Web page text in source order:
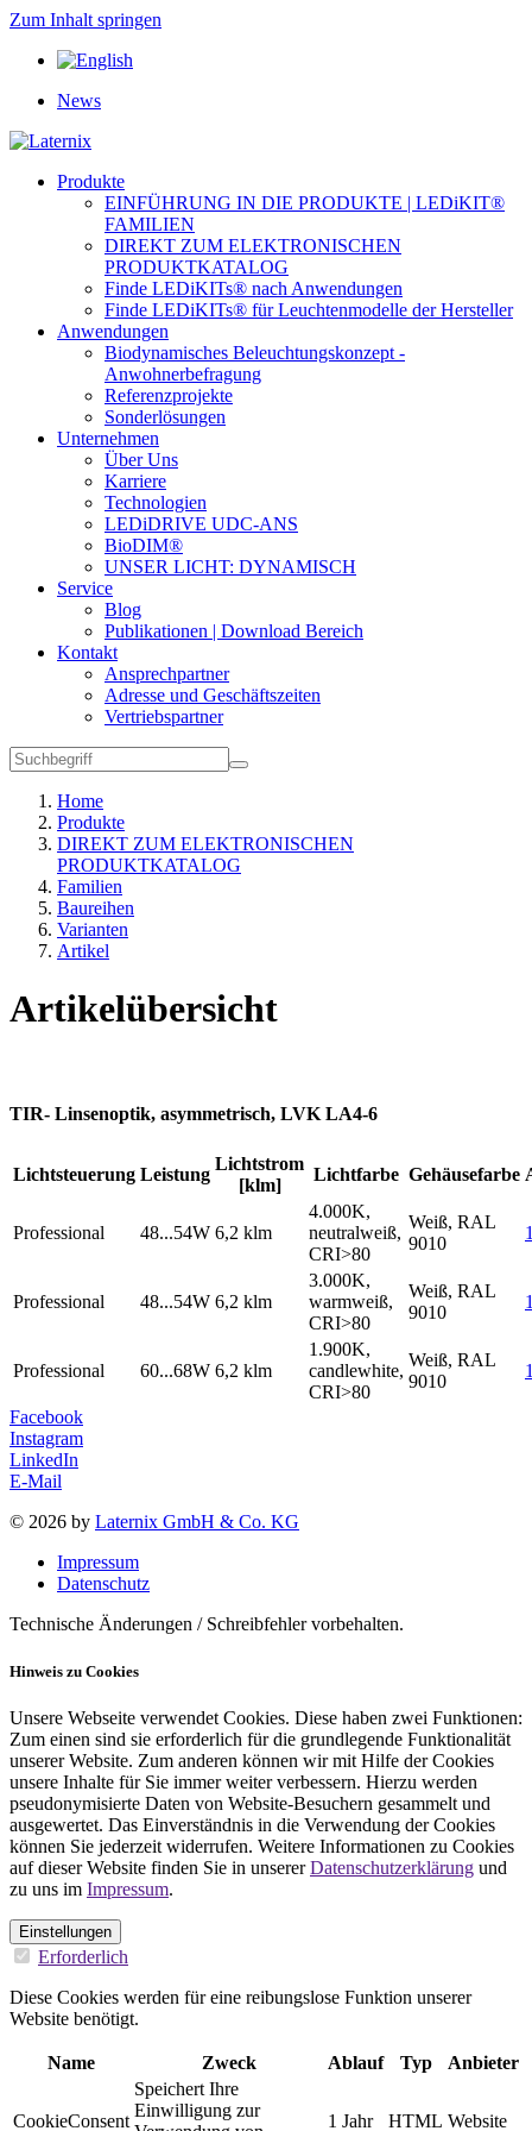
Zum Inhalt springen
News
Produkte
EINFÜHRUNG IN DIE PRODUKTE | LEDiKIT®
FAMILIEN
DIREKT ZUM ELEKTRONISCHEN
PRODUKTKATALOG
Finde LEDiKITs® nach Anwendungen
Finde LEDiKITs® für Leuchtenmodelle der Hersteller
Anwendungen
Biodynamisches Beleuchtungskonzept -
Anwohnerbefragung
Referenzprojekte
Sonderlösungen
Unternehmen
Über Uns
Karriere
Technologien
LEDiDRIVE UDC-ANS
BioDIM®
UNSER LICHT: DYNAMISCH
Service
Blog
Publikationen | Download Bereich
Kontakt
Ansprechpartner
Adresse und Geschäftszeiten
Vertriebspartner
Home
Produkte
DIREKT ZUM ELEKTRONISCHEN
PRODUKTKATALOG
Familien
Baureihen
Varianten
Artikel
Artikelübersicht
TIR- Linsenoptik, asymmetrisch, LVK LA4-6
Lichtsteuerung Leistung
Lichtstrom
[klm]
Lichtfarbe Gehäusefarbe
Professional 48...54W 6,2 klm
4.000K,
neutralweiß,
CRI>80
Weiß, RAL
9010
Professional 48...54W 6,2 klm
3.000K,
warmweiß,
CRI>80
Weiß, RAL
9010
Professional 60...68W 6,2 klm
1.900K,
candlewhite,
CRI>80
Weiß, RAL
9010
Facebook
Instagram
LinkedIn
E-Mail
© 2026 by Laternix GmbH & Co. KG
Impressum
Datenschutz
Technische Änderungen / Schreibfehler vorbehalten.
Hinweis zu Cookies
Unsere Webseite verwendet Cookies. Diese haben zwei Funktionen:
Zum einen sind sie erforderlich für die grundlegende Funktionalität
unserer Website. Zum anderen können wir mit Hilfe der Cookies
unsere Inhalte für Sie immer weiter verbessern. Hierzu werden
pseudonymisierte Daten von Website-Besuchern gesammelt und
ausgewertet. Das Einverständnis in die Verwendung der Cookies
können Sie jederzeit widerrufen. Weitere Informationen zu Cookies
auf dieser Website finden Sie in unsererDatenschutzerklärung und
zu uns im Impressum.
Einstellungen
Erforderlich
Diese Cookies werden für eine reibungslose Funktion unserer
Website benötigt.
Name Zweck Ablauf Typ Anbieter
CookieConsent
Speichert Ihre
Einwilligung zur
1 Jahr HTML Website